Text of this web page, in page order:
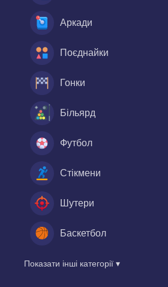
Аркади
Поєднайки
Гонки
Більярд
Футбол
Стікмени
Шутери
Баскетбол
Показати інші категорії ▾